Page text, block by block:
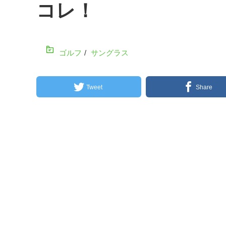
コレ！
ゴルフ / サングラス
Tweet Share